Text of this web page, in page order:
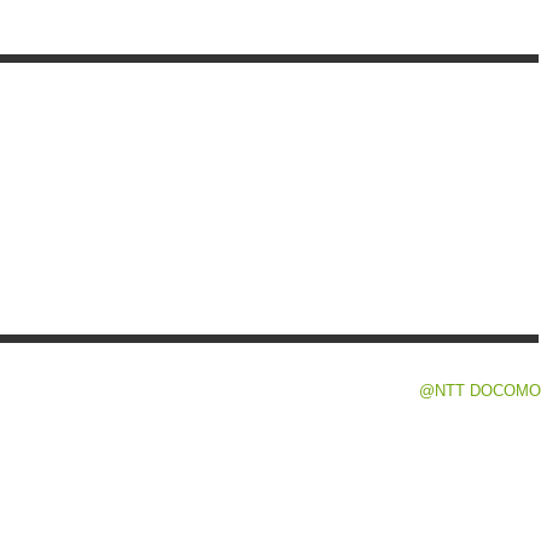
@NTT DOCOMO